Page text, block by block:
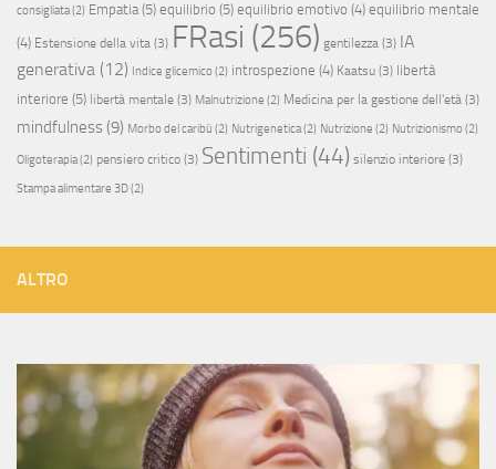
consigliata(2) Empatia(5) equilibrio (5) equilibrio emotivo (4) equilibrio mentale
(4) Estensione della vita (3) FRasi (256) gentilezza (3) IA
generativa (12) Indice glicemico (2) introspezione (4) Kaatsu (3) libertà
interiore (5) libertà mentale (3) Malnutrizione (2) Medicina per la gestione dell'età (3)
mindfulness (9) Morbo del caribù (2) Nutrigenetica(2) Nutrizione (2) Nutrizionismo (2)
Oligoterapia(2) pensiero critico (3) Sentimenti (44) silenzio interiore (3)
Stampa alimentare 3D(2)
ALTRO